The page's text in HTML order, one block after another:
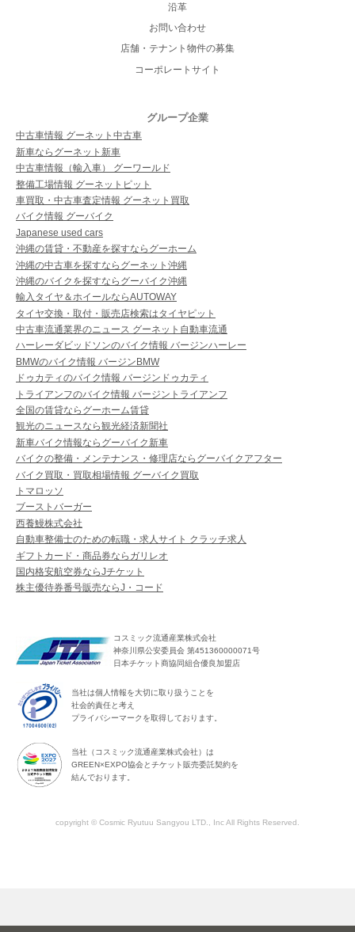
沿革
お問い合わせ
店舗・テナント物件の募集
コーポレートサイト
グループ企業
中古車情報 グーネット中古車
新車ならグーネット新車
中古車情報（輸入車） グーワールド
整備工場情報 グーネットピット
車買取・中古車査定情報 グーネット買取
バイク情報 グーバイク
Japanese used cars
沖縄の賃貸・不動産を探すならグーホーム
沖縄の中古車を探すならグーネット沖縄
沖縄のバイクを探すならグーバイク沖縄
輸入タイヤ＆ホイールならAUTOWAY
タイヤ交換・取付・販売店検索はタイヤピット
中古車流通業界のニュース グーネット自動車流通
ハーレーダビッドソンのバイク情報 バージンハーレー
BMWのバイク情報 バージンBMW
ドゥカティのバイク情報 バージンドゥカティ
トライアンフのバイク情報 バージントライアンフ
全国の賃貸ならグーホーム賃貸
観光のニュースなら観光経済新聞社
新車バイク情報ならグーバイク新車
バイクの整備・メンテナンス・修理店ならグーバイクアフター
バイク買取・買取相場情報 グーバイク買取
トマロッソ
ブーストバーガー
西養鰻株式会社
自動車整備士のための転職・求人サイト クラッチ求人
ギフトカード・商品券ならガリレオ
国内格安航空券ならJチケット
株主優待券番号販売ならJ・コード
コスミック流通産業株式会社
神奈川県公安委員会 第451360000071号
日本チケット商協同組合優良加盟店
当社は個人情報を大切に取り扱うことを
社会的責任と考え
プライバシーマークを取得しております。
当社（コスミック流通産業株式会社）は
GREEN×EXPO協会とチケット販売委託契約を
結んでおります。
copyright © Cosmic Ryutuu Sangyou LTD., Inc All Rights Reserved.